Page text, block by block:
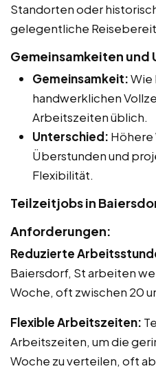
Standorten oder
gelegentliche
Gemeinsamkeiten und
Gemeinsamkeit:Wie
handwerklichen
Arbeitszeiten üblich.
Unterschied: Höhere
Überstunden und
Flexibilität.
Teilzeitjobs in
Anforderungen:
Reduzierte
Baiersdorf, St arbeiten
Woche, oft zwischen 20
Flexible Arbeitszeiten:
Arbeitszeiten, um die
Woche zu verteilen, oft